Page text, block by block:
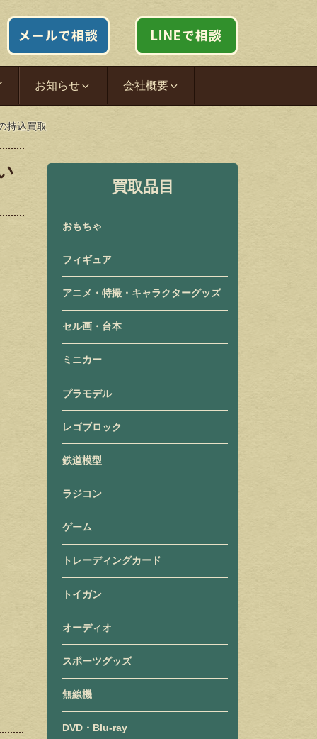
お知らせ 会社概要
持込買取
買取品目
おもちゃ
フィギュア
アニメ・特撮・キャラクターグッズ
セル画・台本
ミニカー
プラモデル
レゴブロック
鉄道模型
ラジコン
ゲーム
トレーディングカード
トイガン
オーディオ
スポーツグッズ
無線機
DVD・Blu-ray